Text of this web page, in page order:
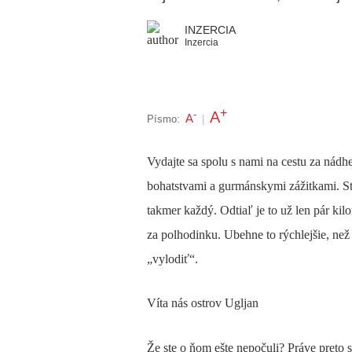
INZERCIA
Inzercia
Písmo: A- A+
Vydajte sa spolu s nami na cestu za
bohatstvami a gurmánskymi zážitkami.
takmer každý. Odtiaľ je to už len pár
za polhodinku. Ubehne to rýchlejšie,
„vylodiť“.
Víta nás ostrov Ugljan
Že ste o ňom ešte nepočuli? Práve